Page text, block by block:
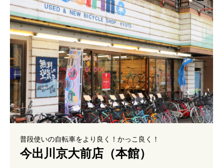
普段使いの自転車をより良く！かっこ良く！
今出川京大前店（本館）